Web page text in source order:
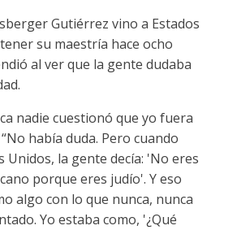
Gutiérrez vino a Estados
su maestría hace ocho
al ver que la gente dudaba
nadie cuestionó que yo fuera
había duda. Pero cuando
Unidos, la gente decía: 'No eres
porque eres judío'. Y eso
algo con lo que nunca, nunca
Yo estaba como, '¿Qué